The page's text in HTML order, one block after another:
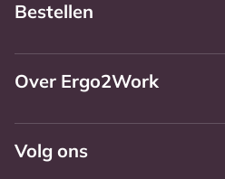
Bestellen
Over Ergo2Work
Volg ons